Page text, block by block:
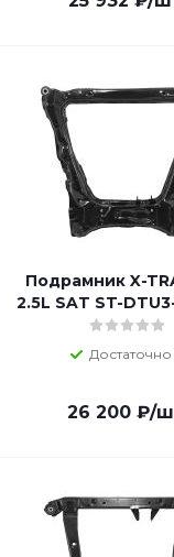
Подрамник X-
2.5L SAT ST-
Достаточно
26 200₽/